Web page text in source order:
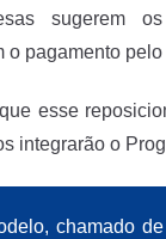
sugerem
o pagamento
esse
integrarão o
chamado